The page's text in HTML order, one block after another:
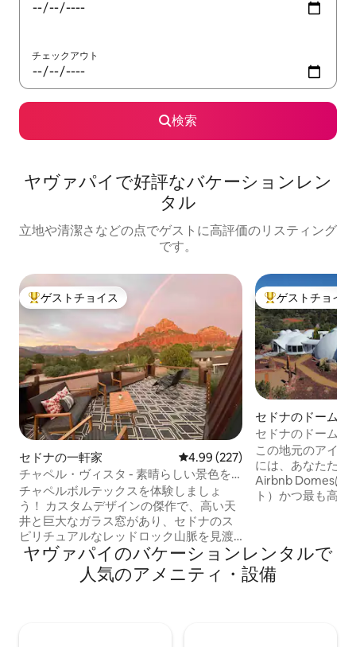
チェックアウト
検索
ヤヴァパイで好評なバケーションレン
タル
立地や清潔さなどの点でゲストに高評価のリスティング
です。
大好評のゲストチョイスです。
ゲストチョイス
セドナの一軒家 レビュー227件、5つ星中4.99つ
4.99 (227)
チャペル・ヴィスタ - 素晴らしい景色を
楽しめる建築の宝石
チャペルボルテックスを体験しましょ
う！ カスタムデザインの傑作で、高い天
井と巨大なガラス窓があり、セドナのス
ピリチュアルなレッドロック山脈を見渡
すことができます。 新しく改装された3寝
室/3バスルームの休暇先は、ドラマチッ
クなリビングルーム、シェフ仕様のキッ
大好評のゲスト
ゲストチョイス
セドナのドームハ
セドナのドームハ
ーク、エクストリ
この地元のアイ
には、あなたたち
Airbnb Domesは
ト）かつ最も高
炉、凹型ソファ、
たグレートドーム
さい。 8インチの
ヤヴァパイのバケーションレンタルで
人気のアメニティ・設備